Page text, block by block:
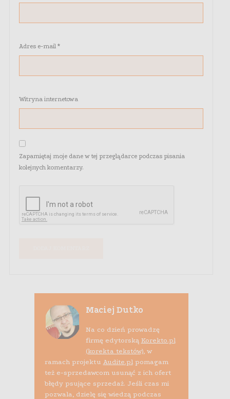
Adres e-mail *
Witryna internetowa
Zapamiętaj moje dane w tej przeglądarce podczas pisania
kolejnych komentarzy.
Maciej Dutko
Na co dzień prowadzę
firmę edytorską Korekto.pl
(korekta tekstów), w
ramach projektu Audite.plpomagam
też e-sprzedawcom usunąć z ich ofert
błędy psujące sprzedaż. Jeśli czas mi
pozwala, dzielę się wiedzą podczas